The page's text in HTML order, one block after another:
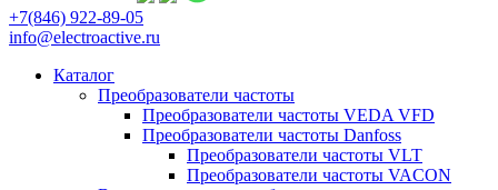
+7(846) 922-89-05
info@electroactive.ru
Каталог
Преобразователи частоты
Преобразователи частоты VEDA VFD
Преобразователи частоты Danfoss
Преобразователи частоты VLT
Преобразователи частоты VACON